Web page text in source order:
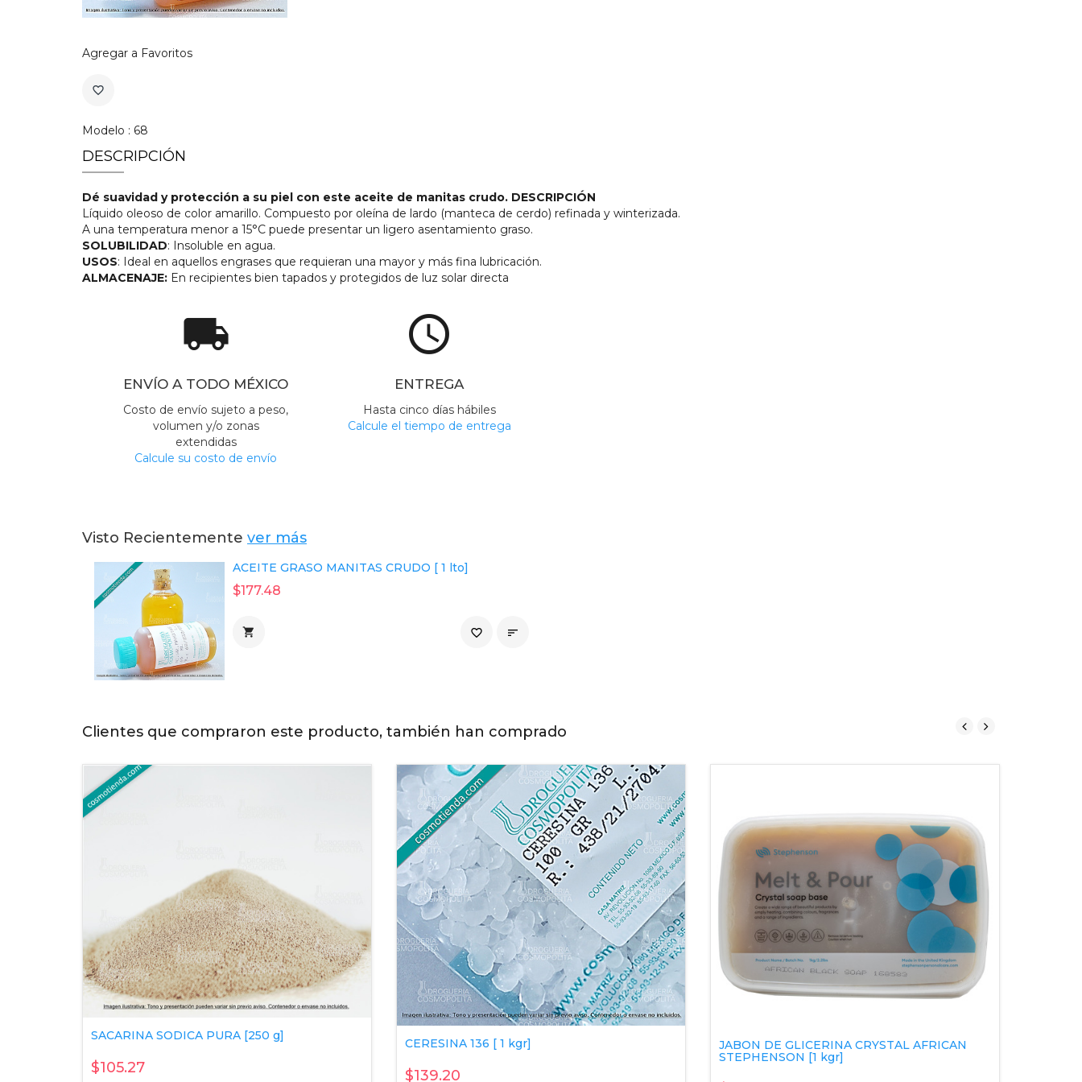
Agregar a Favoritos
favorite_border
Modelo : 68
DESCRIPCIÓN
Dé suavidad y protección a su piel con este aceite de manitas crudo. DESCRIPCIÓN
Líquido oleoso de color amarillo. Compuesto por oleína de lardo (manteca de cerdo) refinada y winterizada.
A una temperatura menor a 15°C puede presentar un ligero asentamiento graso.
SOLUBILIDAD: Insoluble en agua.
USOS: Ideal en aquellos engrases que requieran una mayor y más fina lubricación.
ALMACENAJE: En recipientes bien tapados y protegidos de luz solar directa
local_shipping
ENVÍO A TODO MÉXICO
Costo de envío sujeto a peso,
volumen y/o zonas
extendidas
Calcule su costo de envío
access_time
ENTREGA
Hasta cinco días hábiles
Calcule el tiempo de entrega
Visto Recientemente ver más
ACEITE GRASO MANITAS CRUDO [ 1 lto]
$177.48
 
favorite_border
Clientes que compraron este producto, también han comprado
SACARINA SODICA PURA [250 g]
$105.27
CERESINA 136 [ 1 kgr]
$139.20
JABON DE GLICERINA CRYSTAL AFRICAN
STEPHENSON [1 kgr]